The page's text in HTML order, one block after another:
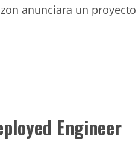
anunciara un proyecto
Engineer